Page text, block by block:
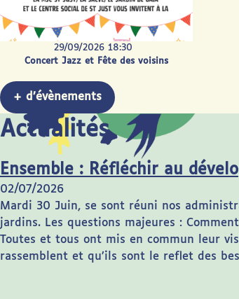
29/09/2026 18:30
Concert Jazz et Fête des voisins
+ d’évènements
Actualités
Ensemble : Réfléchir au
02/07/2026
Mardi 30 Juin, se sont réuni nos
jardins. Les questions majeures :
Toutes et tous ont mis en commun leur
rassemblent et qu’ils sont le reflet des